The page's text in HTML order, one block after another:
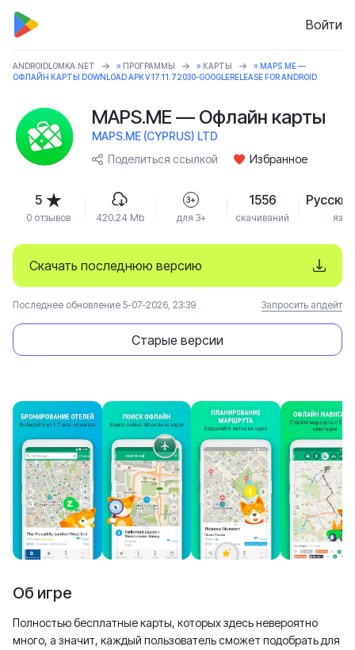
Войти
ANDROIDLOMKA.NET » ПРОГРАММЫ » КАРТЫ
» MAPS.ME —
ОФЛАЙН КАРТЫ DOWNLOAD APK V17.11.72030-GOOGLERELEASE FOR ANDROID
MAPS.ME — Офлайн карты
MAPS.ME (CYPRUS) LTD
Поделиться ссылкой
Избранное
Скачать последнюю версию
Старые версии
Последнее обновление 5-07-2026, 23:39 Запросить апдейт
5
0 отзывов 420.24 Mb
3+
для 3+
1556
скачиваний
Русский
язык
Об игре
Полностью бесплатные карты, которых здесь невероятно
много, а значит, каждый пользователь сможет подобрать для